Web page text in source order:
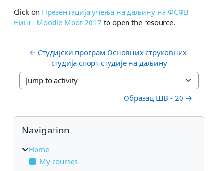
Completion requirements
Click on Презентација учења на даљину на ФСФВ
Ниш - Moodle Moot 2017 to open the resource.
← Студијски програм Основних струковних
студија спорт студије на даљину
Jump to activity
Образац ШВ - 20 →
Blocks
Skip Navigation
Navigation
Home
My courses